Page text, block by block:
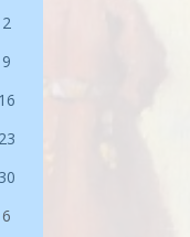
2
9
16
23
30
6